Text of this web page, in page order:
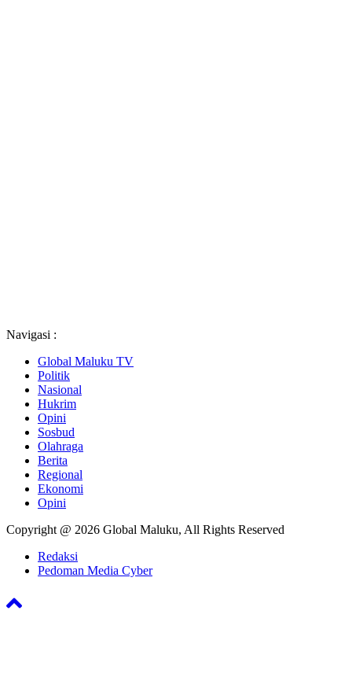
Navigasi :
Global Maluku TV
Politik
Nasional
Hukrim
Opini
Sosbud
Olahraga
Berita
Regional
Ekonomi
Opini
Copyright @ 2026 Global Maluku, All Rights Reserved
Redaksi
Pedoman Media Cyber